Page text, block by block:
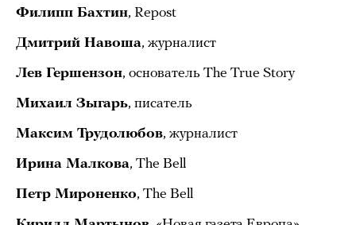
Филипп Бахтин, Repost
Дмитрий Навоша, журналист
Лев Гершензон, основатель The True Story
Михаил Зыгарь, писатель
Максим Трудолюбов, журналист
Ирина Малкова, The Bell
Петр Мироненко, The Bell